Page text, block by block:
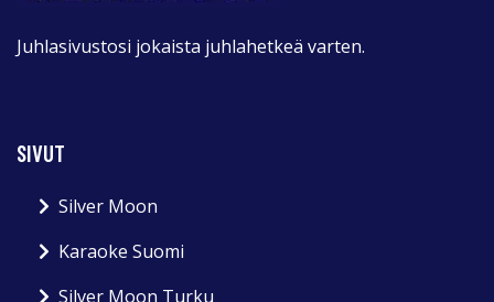
Juhlasivustosi jokaista juhlahetkeä varten.
SIVUT
Silver Moon
Karaoke Suomi
Silver Moon Turku